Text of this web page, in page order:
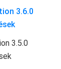
3.6.0
3.5.0